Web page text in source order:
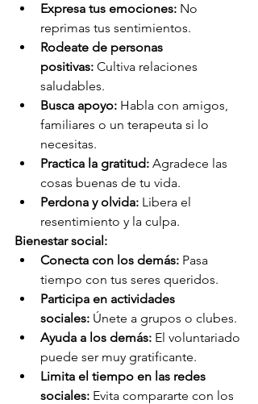
Expresa tus emociones: No
reprimas tus sentimientos.
Rodeate de personas
positivas: Cultiva relaciones
saludables.
Busca apoyo: Habla con amigos,
familiares o un terapeuta si lo
necesitas.
Practica la gratitud: Agradece las
cosas buenas de tu vida.
Perdona y olvida: Libera el
resentimiento y la culpa.
Bienestar social:
Conecta con los demás: Pasa
tiempo con tus seres queridos.
Participa en actividades
sociales: Únete a grupos o clubes.
Ayuda a los demás: El voluntariado
puede ser muy gratificante.
Limita el tiempo en las redes
sociales: Evita compararte con los